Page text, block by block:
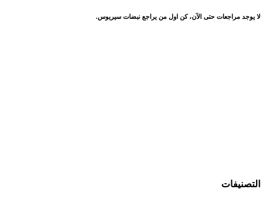
لا يوجد مراجعات حتى الآن، كن اول من يراجع نبضات سيريوس.
التصنيفات